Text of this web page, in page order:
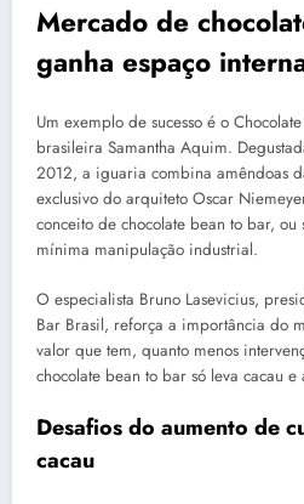
Mercado de
ganha espaço
Um exemplo de sucesso é o
brasileira Samantha Aquim.
2012, a iguaria combina amêndoas
exclusivo do arquiteto Oscar
conceito de chocolate bean to bar,
mínima manipulação industrial.
O especialista Bruno Lasevicius,
Bar Brasil, reforça a importância do
valor que tem, quanto menos
chocolate bean to bar só leva cacau e
Desafios do aumento de
cacau